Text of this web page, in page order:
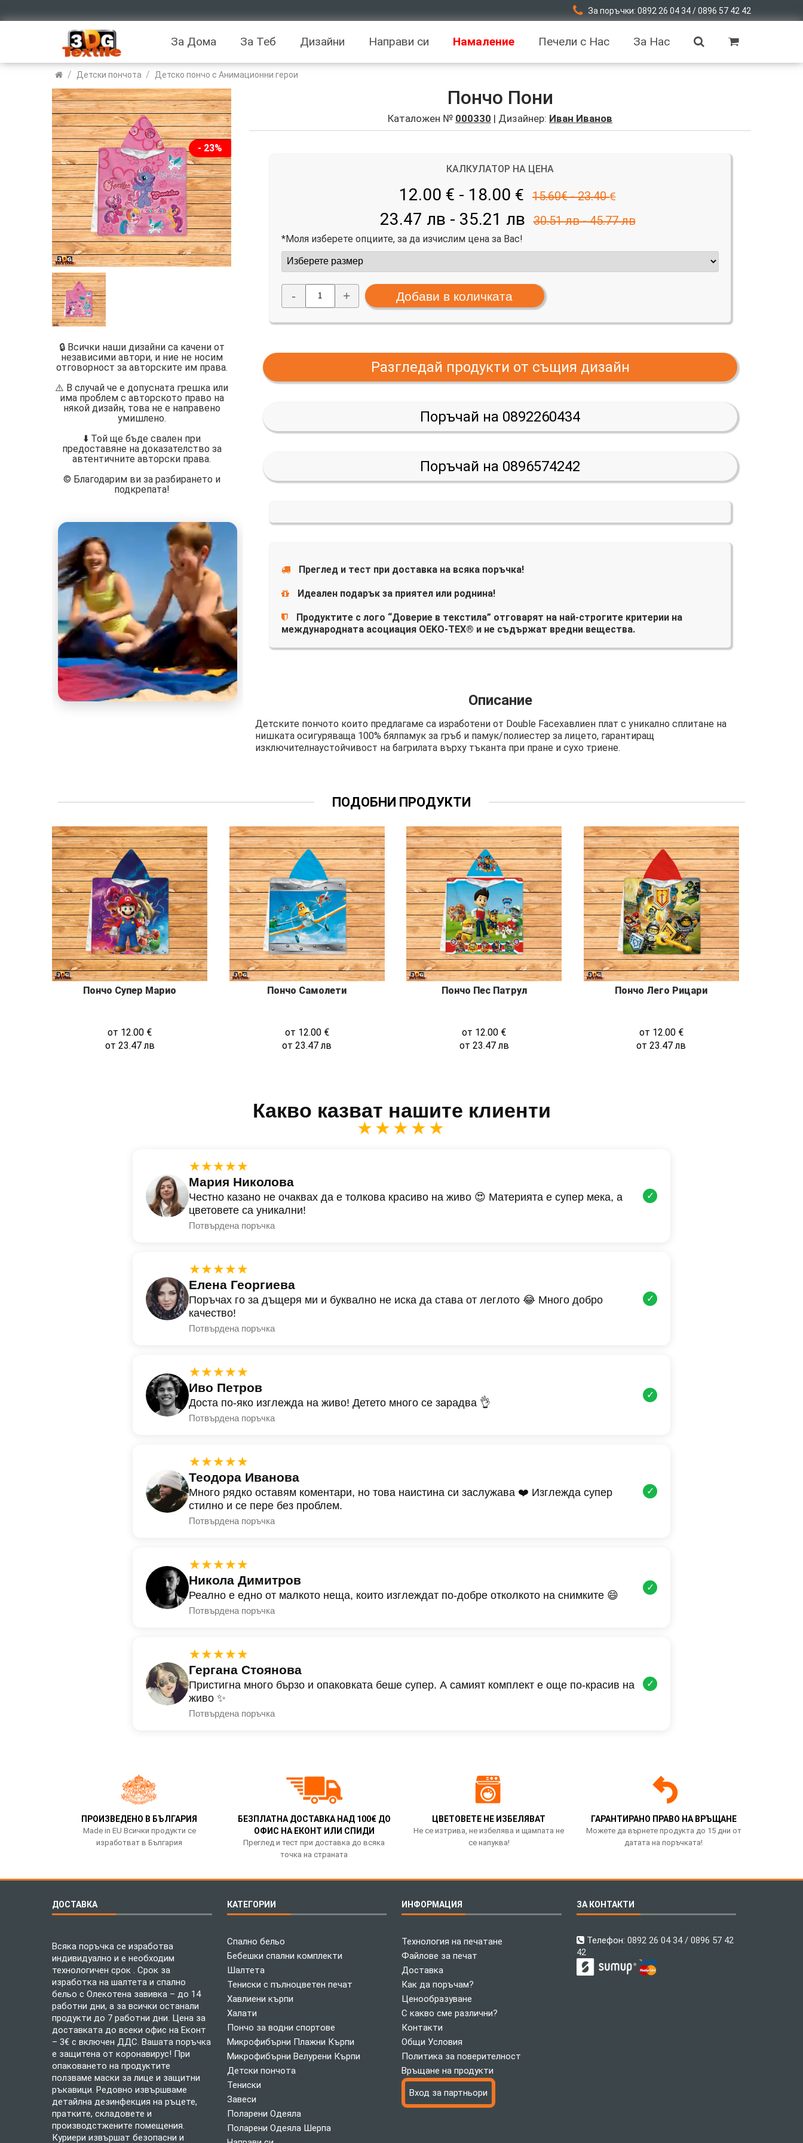
За поръчки: 0892 26 04 34 / 0896 57 42 42
За Дома За Теб Дизайни Направи си Намаление Печели с Нас За Нас
/ Детски пончота / Детско пончо с Анимационни герои
- 23%
🔒 Всички наши дизайни са качени от
независими автори, и ние не носим
отговорност за авторските им права.
⚠️ В случай че е допусната грешка или
има проблем с авторското право на
някой дизайн, това не е направено
умишлено.
⬇️ Той ще бъде свален при
предоставяне на доказателство за
автентичните авторски права.
©️ Благодарим ви за разбирането и
подкрепата!
Пончо Пони
Каталожен № 000330 | Дизайнер: Иван Иванов
КАЛКУЛАТОР НА ЦЕНА
12.00 € - 18.00 € 15.60€ - 23.40 €
23.47 лв - 35.21 лв 30.51 лв - 45.77 лв
*Моля изберете опциите, за да изчислим цена за Вас!
- +
Разгледай продукти от същия дизайн
Поръчай на 0892260434
Поръчай на 0896574242
Преглед и тест при доставка на всяка поръчка!
Идеален подарък за приятел или роднина!
Продуктите с лого “Доверие в текстила” отговарят на най-строгите критерии на
международната асоциация OEKO-TEX® и не съдържат вредни вещества.
Описание
Детските пончото които предлагаме са изработени от Double Faceхавлиен плат с уникално сплитане на
нишката осигуряваща 100% бялпамук за гръб и памук/полиестер за лицето, гарантиращ
изключителнаустойчивост на багрилата върху тъканта при пране и сухо триене.
ПОДОБНИ ПРОДУКТИ
Пончо Супер Марио
от 12.00 €
от 23.47лв
Пончо Самолети
от 12.00 €
от23.47лв
Пончо Пес Патрул
от 12.00 €
от 23.47лв
Пончо Лего Рицари
от 12.00 €
от23.47лв
Какво казват нашите клиенти
★★★★★
★★★★★
Мария Николова
Честно казано не очаквах да е толкова красиво на живо 😍 Материята е супер мека, а
цветовете са уникални!
Потвърдена поръчка
✓
★★★★★
Елена Георгиева
Поръчах го за дъщеря ми и буквално не иска да става от леглото 😂 Много добро
качество!
Потвърдена поръчка
✓
★★★★★
Иво Петров
Доста по-яко изглежда на живо! Детето много се зарадва 👌
Потвърдена поръчка
✓
★★★★★
Теодора Иванова
Много рядко оставям коментари, но това наистина си заслужава ❤️ Изглежда супер
стилно и се пере без проблем.
Потвърдена поръчка
✓
★★★★★
Никола Димитров
Реално е едно от малкото неща, които изглеждат по-добре отколкото на снимките 😄
Потвърдена поръчка
✓
★★★★★
Гергана Стоянова
Пристигна много бързо и опаковката беше супер. А самият комплект е още по-красив на
живо ✨
Потвърдена поръчка
✓
ПРОИЗВЕДЕНО В БЪЛГАРИЯ
Made in EU Всички продукти се
изработват в България
БЕЗПЛАТНА ДОСТАВКА НАД 100€ ДО
ОФИС НА ЕКОНТ ИЛИ СПИДИ
Преглед и тест при доставка до всяка
точка на страната
ЦВЕТОВЕТЕ НЕ ИЗБЕЛЯВАТ
Не се изтрива, не избелява и щампата не
се напуква!
ГАРАНТИРАНО ПРАВО НА ВРЪЩАНЕ
Можете да върнете продукта до 15 дни от
датата на поръчката!
ДОСТАВКА
Всяка поръчка се изработва
индивидуално и е необходим
технологичен срок . Срок за
изработка на шалтета и спално
бельо с Олекотена завивка – до 14
работни дни, а за всички останали
продукти до 7 работни дни. Цена за
доставката до всеки офис на Еконт
– 3€ с включен ДДС. Вашата поръчка
е защитена от коронавирус! При
опаковането на продуктите
ползваме маски за лице и защитни
ръкавици. Редовно извършваме
детайлна дезинфекция на ръцете,
пратките, складовете и
производстжените помещения.
Куриери извършат безопасни и
КАТЕГОРИИ
Спално бельо
Бебешки спални комплекти
Шалтета
Тениски с пълноцветен печат
Хавлиени кърпи
Халати
Пончо за водни спортове
Микрофибърни Плажни Кърпи
Микрофибърни Велурени Кърпи
Детски пончота
Тениски
Завеси
Поларени Одеяла
Поларени Одеяла Шерпа
ИНФОРМАЦИЯ
Технология на печатане
Файлове за печат
Доставка
Как да поръчам?
Ценообразуване
С какво сме различни?
Контакти
Общи Условия
Политика за поверителност
Връщане на продукти
Вход за партньори
ЗА КОНТАКТИ
Телефон: 0892 26 04 34 / 0896 57 42
42